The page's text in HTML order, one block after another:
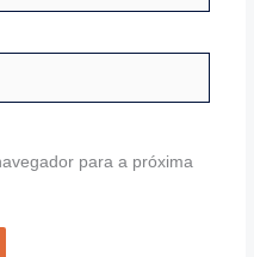
para a próxima